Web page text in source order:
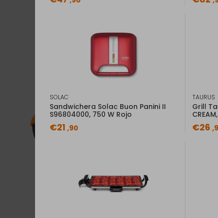
SOLAC
Sandwichera Solac Buon Panini II
S96804000, 750 W Rojo
€21 ,90
TAURUS
Grill
€26